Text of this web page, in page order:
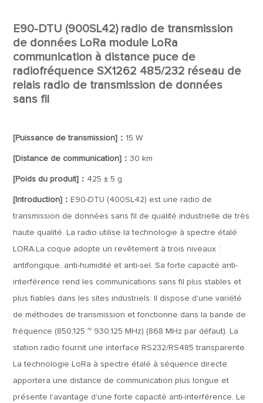
E90-DTU (900SL42) radio de transmission
de données LoRa module LoRa
communication à distance puce de
radiofréquence SX1262 485/232 réseau de
relais radio de transmission de données
sans fil
[Puissance de transmission]： 15 W
[Distance de communication]：30 km
[Poids du produit]： 425 ± 5 g.
[Introduction]： E90-DTU (400SL42) est une radio de
transmission de données sans fil de qualité industrielle de très
haute qualité. La radio utilise la technologie à spectre étalé
LORA.La coque adopte un revêtement à trois niveaux :
antifongique, anti-humidité et anti-sel. Sa forte capacité anti-
interférence rend les communications sans fil plus stables et
plus fiables dans les sites industriels. Il dispose d'une variété
de méthodes de transmission et fonctionne dans la bande de
fréquence (850,125 ~ 930,125 MHz) (868 MHz par défaut). La
station radio fournit une interface RS232/RS485 transparente.
La technologie LoRa à spectre étalé à séquence directe
apportera une distance de communication plus longue et
présente l'avantage d'une forte capacité anti-interférence. Le